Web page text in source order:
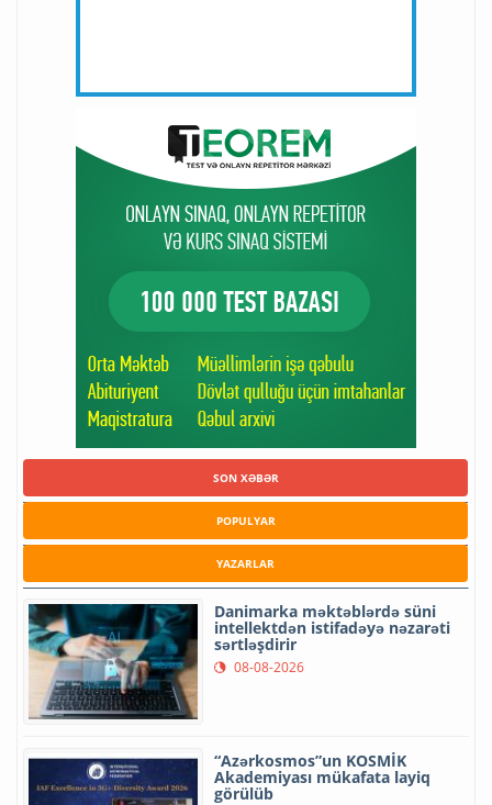
SON XƏBƏR
POPULYAR
YAZARLAR
Danimarka məktəblərdə süni
intellektdən istifadəyə nəzarəti
sərtləşdirir
08-08-2026
“Azərkosmos”un KOSMİK
Akademiyası mükafata layiq
görülüb